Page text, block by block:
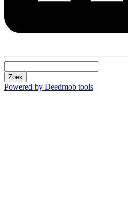
Zoek
Powered by Deedmob tools